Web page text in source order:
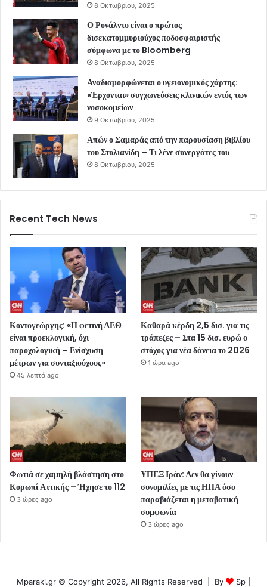
8 Οκτωβρίου, 2025
Ο Ρονάλντο είναι ο πρώτος
δισεκατομμυριούχος ποδοσφαιριστής
σύμφωνα με το Bloomberg
8 Οκτωβρίου, 2025
Αναδιαμορφώνεται ο υγειονομικός χάρτης:
«Έρχονται» συγχωνεύσεις κλινικών εντός των
νοσοκομείων
9 Οκτωβρίου, 2025
Απών ο Σαμαράς από την παρουσίαση βιβλίου
του Στυλιανίδη – Τι λένε συνεργάτες του
8 Οκτωβρίου, 2025
Recent Tech News
Κοντογεώργης: «Η φετινή ΔΕΘ
είναι προεκλογική, όχι
παροχολογική – Ενίσχυση
μέτρων για συνταξιούχους»
45 λεπτά ago
Καθαρά κέρδη 2,5 δισ. για τις
τράπεζες – Στα 15 δισ. ευρώ ο
στόχος για νέα δάνεια το 2026
1 ώρα ago
Φωτιά σε χαμηλή βλάστηση στο
Κορωπί Αττικής – Ήχησε το 112
3 ώρες ago
ΥΠΕΞ Ιράν: Δεν θα γίνουν
συνομιλίες με τις ΗΠΑ όσο
παραβιάζεται η μεταβατική
συμφωνία
3 ώρες ago
Mparaki.gr © Copyright 2026, All Rights Reserved | By Sp